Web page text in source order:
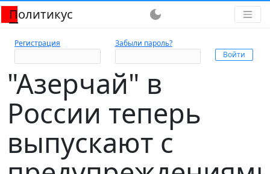
Политикус dark_mode
Регистрация Забыли пароль?
"Азерчай" в
России теперь
выпускают с